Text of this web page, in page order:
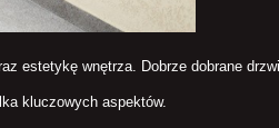
estetykę wnętrza. Dobrze dobrane
kluczowych aspektów.